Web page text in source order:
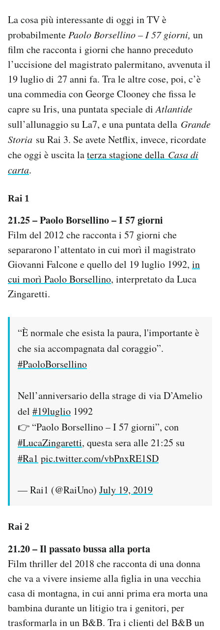
I MIEI PREFERITI
SHOP
CALENDARIO
AREA PERSONALE
Area Personale
Notifiche mobile
La cosa più interessante di oggi in TV è
probabilmente Paolo Borsellino – I 57 giorni, un
film che racconta i giorni che hanno preceduto
l’uccisione del magistrato palermitano, avvenuta il
19 luglio di 27 anni fa. Tra le altre cose, poi, c’è
una commedia con George Clooney che fissa le
capre su Iris, una puntata speciale diAtlantide
sull’allunaggio su La7, e una puntata della Grande
Storia su Rai 3. Se avete Netflix, invece, ricordate
che oggi è uscita laterza stagione della Casa di
carta.
Rai 1
21.25 – Paolo Borsellino – I 57 giorni
Film del 2012 che racconta i 57 giorni che
separarono l’attentato in cui morì il magistrato
Giovanni Falcone e quello del 19 luglio 1992, in
cui morì Paolo Borsellino, interpretato da Luca
Zingaretti.
“È normale che esista la paura, l'importante è
che sia accompagnata dal coraggio”.
#PaoloBorsellino
Nell’anniversario della strage di via D’Amelio
del #19luglio 1992
👉 “Paolo Borsellino – I 57 giorni”, con
#LucaZingaretti, questa sera alle 21:25 su
#Ra1 pic.twitter.com/vbPnxRE1SD
— Rai1 (@RaiUno) July 19, 2019
Rai 2
21.20 – Il passato bussa alla porta
Film thriller del 2018 che racconta di una donna
che va a vivere insieme alla figlia in una vecchia
casa di montagna, in cui anni prima era morta una
bambina durante un litigio tra i genitori, per
trasformarla in un B&B. Tra i clienti del B&B un